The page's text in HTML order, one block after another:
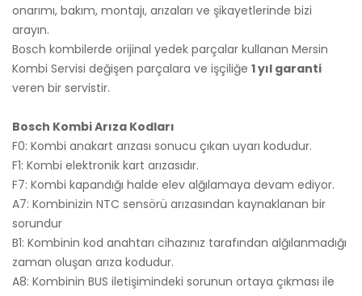
onarımı, bakım, montajı, arızaları ve şikayetlerinde bizi
arayın.
Bosch kombilerde orijinal yedek parçalar kullanan Mersin
Kombi Servisi değişen parçalara ve işçiliğe 1 yıl garanti
veren bir servistir.
Bosch Kombi Arıza Kodları
F0: Kombi anakart arızası sonucu çıkan uyarı kodudur.
F1: Kombi elektronik kart arızasıdır.
F7: Kombi kapandığı halde elev alğılamaya devam ediyor.
A7: Kombinizin NTC sensörü arızasından kaynaklanan bir
sorundur
B1: Kombinin kod anahtarı cihazınız tarafından alğılanmadığı
zaman oluşan arıza kodudur.
A8: Kombinin BUS iletişimindeki sorunun ortaya çıkması ile